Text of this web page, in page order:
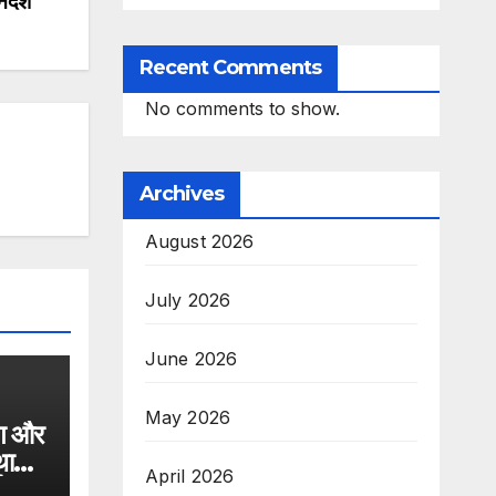
और
Recent Comments
No comments to show.
Archives
August 2026
July 2026
June 2026
May 2026
April 2026